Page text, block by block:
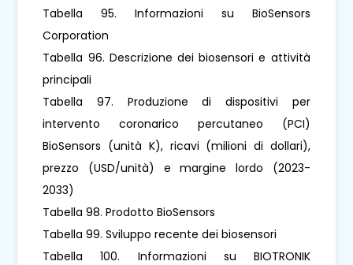
Tabella 95. Informazioni su BioSensors
Corporation
Tabella 96. Descrizione dei biosensori e attività
principali
Tabella 97. Produzione di dispositivi per
intervento coronarico percutaneo (PCI)
BioSensors (unità K), ricavi (milioni di dollari),
prezzo (USD/unità) e margine lordo (2023-
2033)
Tabella 98. Prodotto BioSensors
Tabella 99. Sviluppo recente dei biosensori
Tabella 100. Informazioni su BIOTRONIK